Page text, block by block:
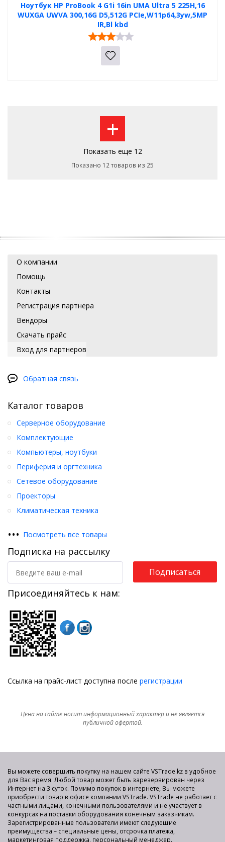
Ноутбук HP ProBook 4 G1i 16in UMA Ultra 5 225H,16
WUXGA UWVA 300,16G D5,512G PCIe,W11p64,3yw,5MP
IR,Bl kbd
+
Показать еще 12
Показано 12 товаров из 25
О компании
Помощь
Контакты
Регистрация партнера
Вендоры
Скачать прайс
Вход для партнеров
Обратная связь
Каталог товаров
Серверное оборудование
Комплектующие
Компьютеры, ноутбуки
Периферия и оргтехника
Сетевое оборудование
Проекторы
Климатическая техника
••• Посмотреть все товары
Подписка на рассылку
Подписаться
Присоединяйтесь к нам:
Ссылка на прайс-лист доступна после регистрации
Цена на сайте носит информационный характер и не является
публичной офертой.
Вы можете совершить покупку на нашем сайте VSTrade.kz в удобное
для Вас время. Любой товар может быть зарезервирован через
Интернет на 3 суток. Помимо покупок в интернете, Вы можете
приобрести товар в офисе компании VSTrade. VSTrade не работает с
частными лицами, конечными пользователями и не участвует в
конкурсах на поставки оборудования конечным заказчикам.
Зарегистрированные пользователи имеют следующие
преимущества – специальные цены, отсрочка платежа,
маркетинговая поддержка, персональный менеджер.